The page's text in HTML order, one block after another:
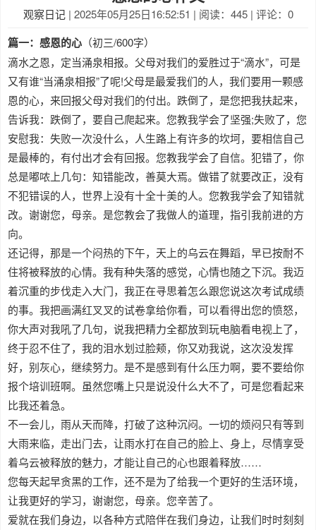
观察日记| 2025年05月25日16:52:51 | 阅读：445 | 评论：0
篇一：感恩的心 （初三/600字）
滴水之恩，定当涌泉相报。父母对我们的爱胜过于“滴水”，可是
又有谁“当涌泉相报”了呢!父母是最爱我们的人，我们要用一颗感
恩的心，来回报父母对我们的付出。跌倒了，是您把我扶起来，
告诉我：跌倒了，要自己爬起来。您教我学会了坚强;失败了，您
安慰我：失败一次没什么，人生路上有许多的坎坷，要相信自己
是最棒的，有付出才会有回报。您教我学会了自信。犯错了，你
总是嘟哝上几句：知错能改，善莫大焉。做错了就要改正，没有
不犯错误的人，世界上没有十全十美的人。您教我学会了知错就
改。谢谢您，母亲。是您教会了我做人的道理，指引我前进的方
向。
还记得，那是一个闷热的下午，天上的乌云在舞蹈，早已按耐不
住将被释放的心情。我有种失落的感觉，心情也随之下沉。我迈
着沉重的步伐走入大门，我正在寻思着怎么跟您说这次考试成绩
的事。我把画满红叉叉的试卷拿给你看，可以看得出您的愤怒，
你大声对我吼了几句，说我把精力全都放到玩电脑看电视上了，
终于忍不住了，我的泪水划过脸颊，你又劝我说，这次没发挥
好，别灰心，继续努力。是不是感到有什么压力啊，要不要给你
报个培训班啊。虽然您嘴上只是说没什么大不了，可是您看起来
比我还着急。
不一会儿，雨从天而降，打破了这种沉闷。一切的烦闷只有等到
大雨来临，走出门去，让雨水打在自己的脸上、身上，尽情享受
着乌云被释放的魅力，才能让自己的心也跟着释放……
您每天起早贪黑的工作，还不是为了给我一个更好的生活环境，
让我更好的学习，谢谢您，母亲。您辛苦了。
爱就在我们身边，以各种方式陪伴在我们身边，让我们时时刻刻